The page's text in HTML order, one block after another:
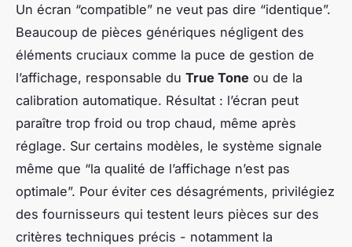
Un écran “compatible” ne veut pas dire “identique”.
Beaucoup de pièces génériques négligent des
éléments cruciaux comme la puce de gestion de
l’affichage, responsable du True Tone ou de la
calibration automatique. Résultat : l’écran peut
paraître trop froid ou trop chaud, même après
réglage. Sur certains modèles, le système signale
même que “la qualité de l’affichage n’est pas
optimale”. Pour éviter ces désagréments, privilégiez
des fournisseurs qui testent leurs pièces sur des
critères techniques précis - notamment la